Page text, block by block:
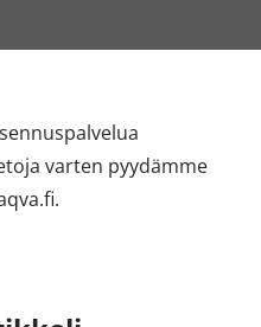
varten pyydämme
.